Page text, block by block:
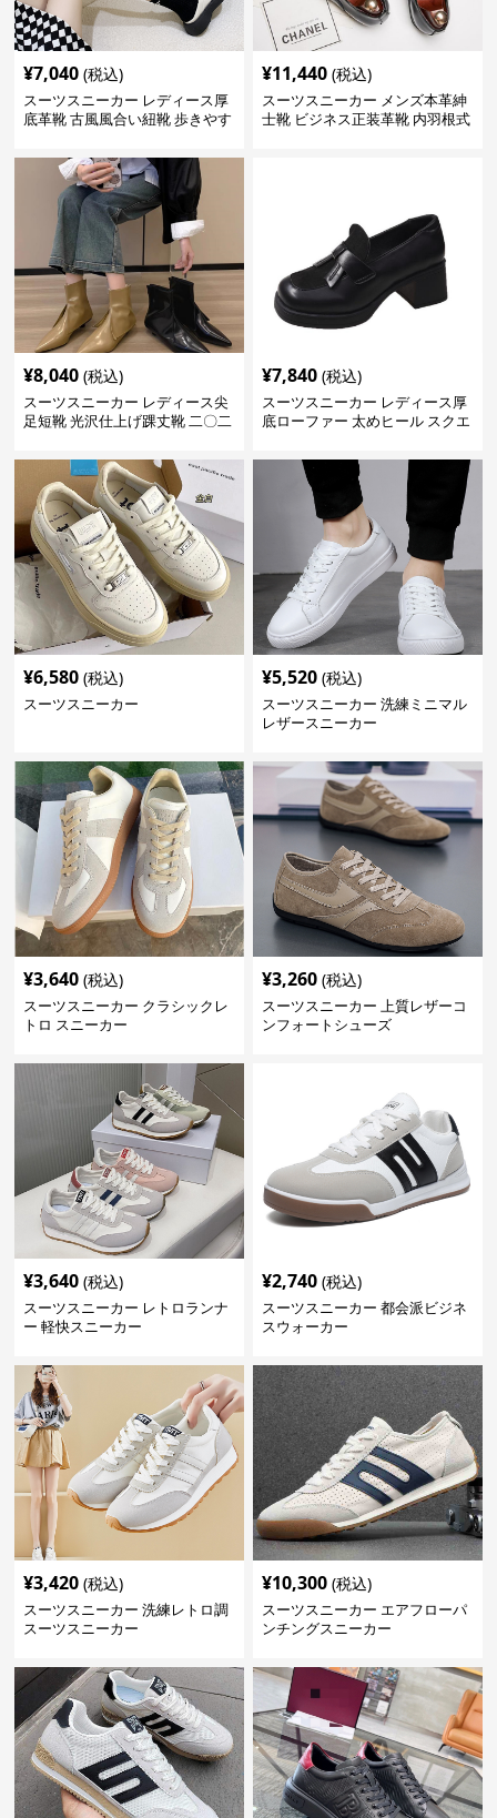
¥7,040 (税込)
スーツスニーカー レディース厚
底革靴 古風風合い紐靴 歩きやす
¥11,440 (税込)
スーツスニーカー メンズ本革紳
士靴 ビジネス正装革靴 内羽根式
¥8,040 (税込)
スーツスニーカー レディース尖
足短靴 光沢仕上げ踝丈靴 二〇二
¥7,840 (税込)
スーツスニーカー レディース厚
底ローファー 太めヒール スクエ
¥6,580 (税込)
スーツスニーカー
¥5,520 (税込)
スーツスニーカー 洗練ミニマル
レザースニーカー
¥3,640 (税込)
スーツスニーカー クラシックレ
トロ スニーカー
¥3,260 (税込)
スーツスニーカー 上質レザーコ
ンフォートシューズ
¥3,640 (税込)
スーツスニーカー レトロランナ
ー 軽快スニーカー
¥2,740 (税込)
スーツスニーカー 都会派ビジネ
スウォーカー
¥3,420 (税込)
スーツスニーカー 洗練レトロ調
スーツスニーカー
¥10,300 (税込)
スーツスニーカー エアフローパ
ンチングスニーカー